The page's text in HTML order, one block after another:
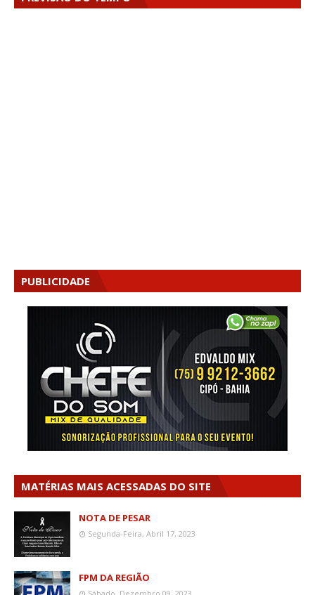
PUBLICIDADE
MATÉRIAS MAIS ACESSADAS DO SITE
NOTA DE PESAR
Segunda-Feira, Abril 17, 2023
FPM DA REGIÃO